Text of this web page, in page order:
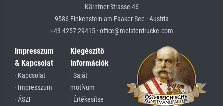
Kärntner Strasse 46
9586 Finkenstein am Faaker See · Austria
+43 4257 29415 · office@meisterdrucke.com
Impresszum
& Kapcsolat
· Kapcsolat
· Impresszum
· ÁSZF
Kiegészítő
Információk
· Saját
motívum
· Értékesítse